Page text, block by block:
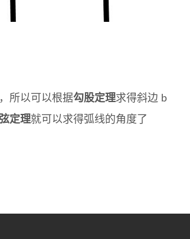
所以可以根据勾股定理求得斜边 b
定理就可以求得弧线的角度了